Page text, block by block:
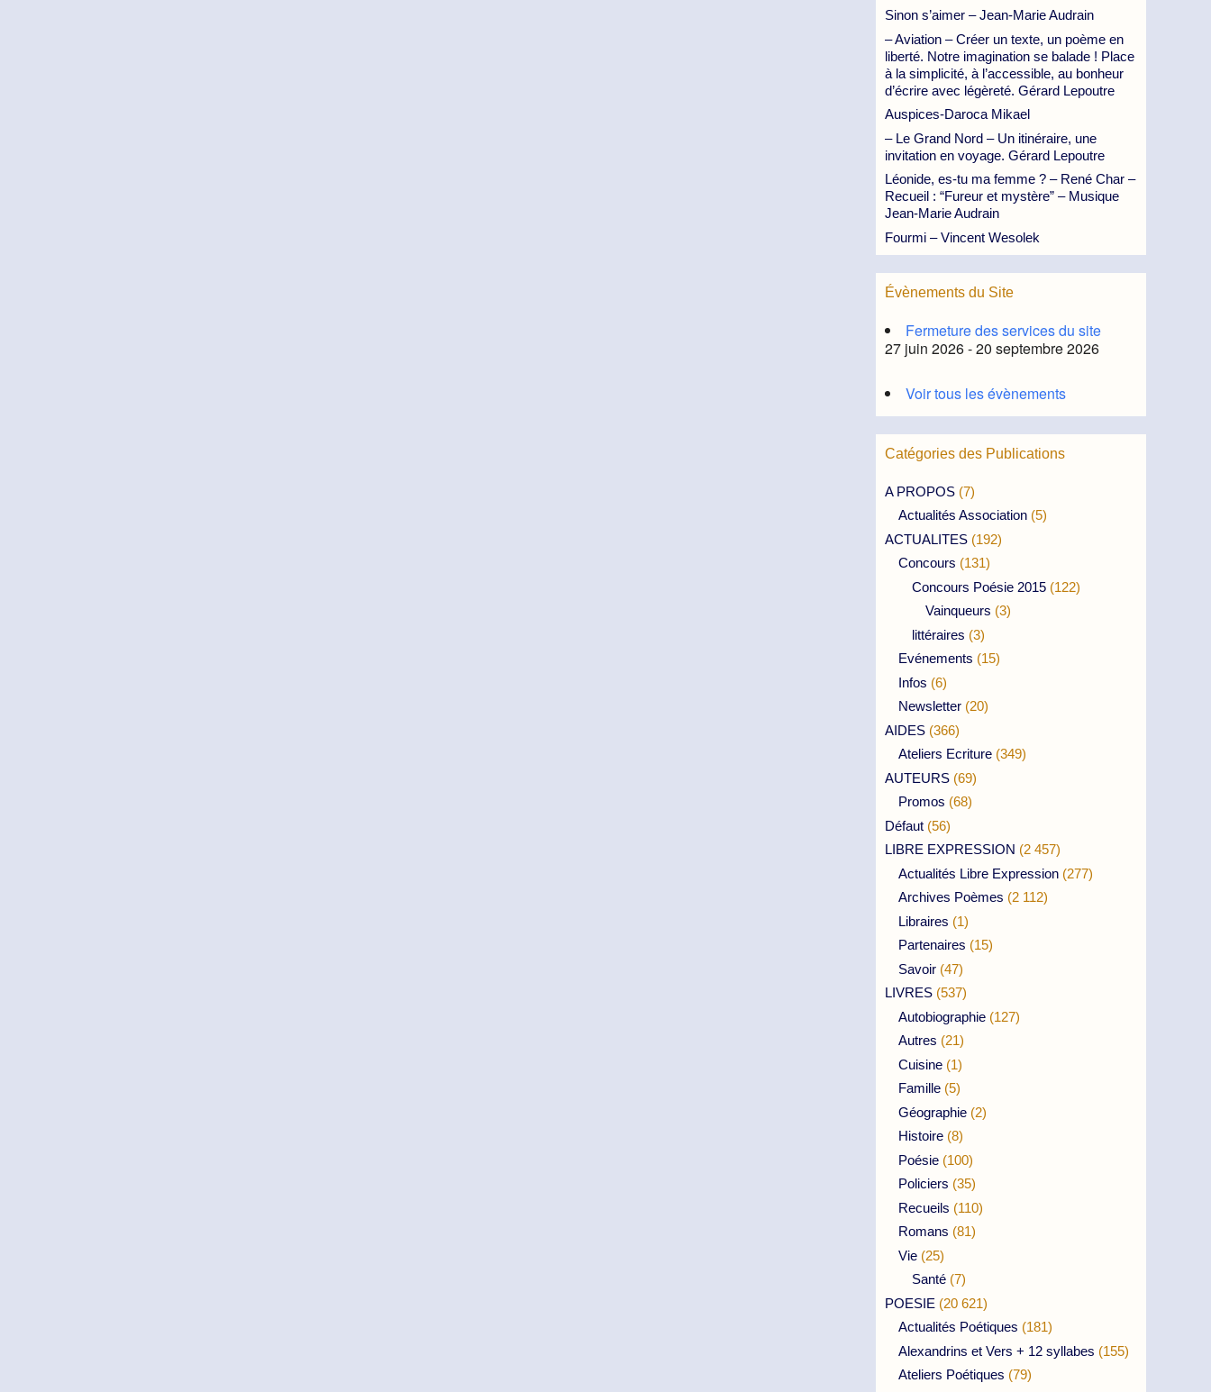
Sinon s’aimer – Jean-Marie Audrain
– Aviation – Créer un texte, un poème en
liberté. Notre imagination se balade ! Place
à la simplicité, à l’accessible, au bonheur
d’écrire avec légèreté. Gérard Lepoutre
Auspices-Daroca Mikael
– Le Grand Nord – Un itinéraire, une
invitation en voyage. Gérard Lepoutre
Léonide, es-tu ma femme ? – René Char –
Recueil : “Fureur et mystère” – Musique
Jean-Marie Audrain
Fourmi – Vincent Wesolek
Évènements du Site
Fermeture des services du site
27 juin 2026 - 20 septembre 2026
Voir tous les évènements
Catégories des Publications
A PROPOS (7)
Actualités Association (5)
ACTUALITES (192)
Concours (131)
Concours Poésie 2015 (122)
Vainqueurs (3)
littéraires (3)
Evénements (15)
Infos (6)
Newsletter (20)
AIDES (366)
Ateliers Ecriture (349)
AUTEURS (69)
Promos (68)
Défaut (56)
LIBRE EXPRESSION (2 457)
Actualités Libre Expression (277)
Archives Poèmes (2 112)
Libraires (1)
Partenaires (15)
Savoir (47)
LIVRES (537)
Autobiographie (127)
Autres (21)
Cuisine (1)
Famille (5)
Géographie (2)
Histoire (8)
Poésie (100)
Policiers (35)
Recueils (110)
Romans (81)
Vie (25)
Santé (7)
POESIE (20 621)
Actualités Poétiques (181)
Alexandrins et Vers + 12 syllabes (155)
Ateliers Poétiques (79)